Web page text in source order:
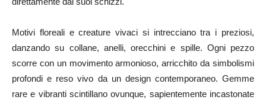
Motivi floreali e creature vivaci si intrecciano tra i preziosi,
danzando su collane, anelli, orecchini e spille. Ogni pezzo
scorre con un movimento armonioso, arricchito da simbolismi
profondi e reso vivo da un design contemporaneo. Gemme
rare e vibranti scintillano ovunque, sapientemente incastonate